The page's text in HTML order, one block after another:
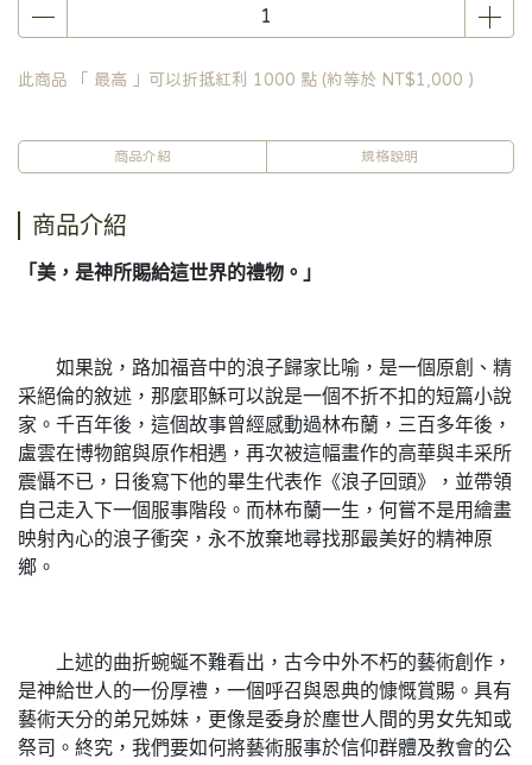
此商品 「 最高 」可以折抵紅利 1000 點 (約等於 NT$1,000 )
商品介紹 規格說明
商品介紹
「美，是神所賜給這世界的禮物。」
如果說，路加福音中的浪子歸家比喻，是一個原創、精
采絕倫的敘述，那麼耶穌可以說是一個不折不扣的短篇小說
家。千百年後，這個故事曾經感動過林布蘭，三百多年後，
盧雲在博物館與原作相遇，再次被這幅畫作的高華與丰采所
震懾不已，日後寫下他的畢生代表作《浪子回頭》，並帶領
自己走入下一個服事階段。而林布蘭一生，何嘗不是用繪畫
映射內心的浪子衝突，永不放棄地尋找那最美好的精神原
鄉。
上述的曲折蜿蜒不難看出，古今中外不朽的藝術創作，
是神給世人的一份厚禮，一個呼召與恩典的慷慨賞賜。具有
藝術天分的弟兄姊妹，更像是委身於塵世人間的男女先知或
祭司。終究，我們要如何將藝術服事於信仰群體及教會的公